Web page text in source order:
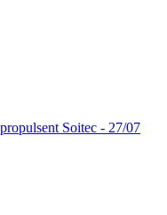
Soitec - 27/07